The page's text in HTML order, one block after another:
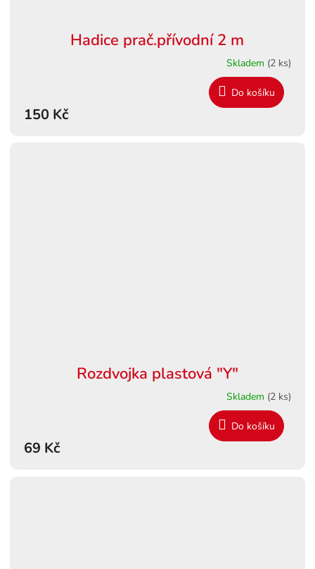
Hadice prač.přívodní 2 m
Skladem (2 ks)
150 Kč
Do košíku
Rozdvojka plastová "Y"
Skladem (2 ks)
69 Kč
Do košíku